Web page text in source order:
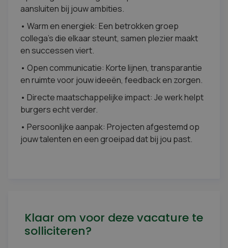
aansluiten bij jouw ambities.
• Warm en energiek: Een betrokken groep
collega’s die elkaar steunt, samen plezier maakt
en successen viert.
• Open communicatie: Korte lijnen, transparantie
en ruimte voor jouw ideeën, feedback en zorgen.
• Directe maatschappelijke impact: Je werk helpt
burgers echt verder.
• Persoonlijke aanpak: Projecten afgestemd op
jouw talenten en een groeipad dat bij jou past.
Klaar om voor deze vacature te
solliciteren?